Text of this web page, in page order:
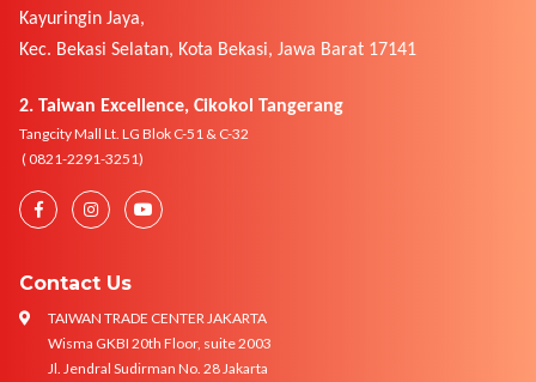
Kayuringin Jaya,
Kec. Bekasi Selatan, Kota Bekasi, Jawa Barat 17141
2. Taiwan Excellence, Cikokol Tangerang
Tangcity Mall Lt. LG Blok C-51 & C-32
( 0821-2291-3251)
Contact Us
TAIWAN TRADE CENTER JAKARTA
Wisma GKBI 20th Floor, suite 2003
Jl. Jendral Sudirman No. 28 Jakarta